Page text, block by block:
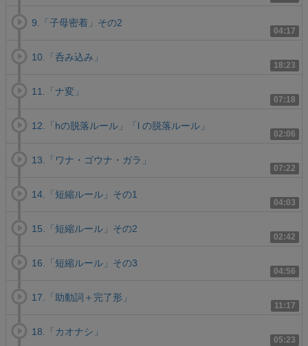
04:17
9.「子母密着」その2
18:23
10.「呑み込み」
07:18
11.「ナ変」
02:06
12.「hの脱落ルール」「l の脱落ルール」
07:22
13.「ワナ・ゴウナ・ガラ」
04:03
14.「短縮ルール」その1
02:42
15.「短縮ルール」その2
04:56
16.「短縮ルール」その3
11:17
17.「助動詞＋完了形」
05:23
18.「カオナシ」